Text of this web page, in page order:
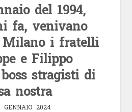
del 1994,
fa, venivano
Milano i fratelli
e Filippo
stragisti di
nostra
GENNAIO 2024